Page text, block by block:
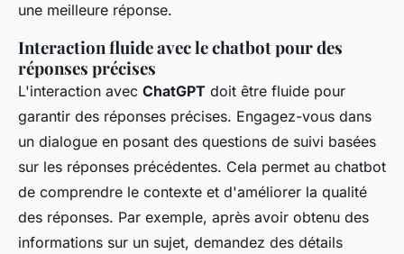
une meilleure réponse.
Interaction fluide avec le chatbot pour des
réponses précises
L'interaction avec ChatGPT doit être fluide pour
garantir des réponses précises. Engagez-vous dans
un dialogue en posant des questions de suivi basées
sur les réponses précédentes. Cela permet au chatbot
de comprendre le contexte et d'améliorer la qualité
des réponses. Par exemple, après avoir obtenu des
informations sur un sujet, demandez des détails